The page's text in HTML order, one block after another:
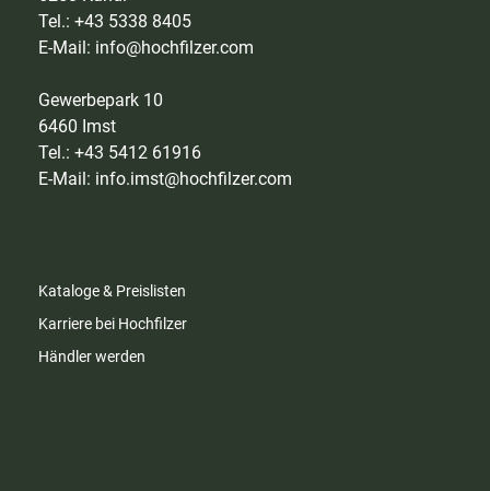
Tel.: +43 5338 8405
E-Mail: info@hochfilzer.com
Gewerbepark 10
6460 Imst
Tel.: +43 5412 61916
E-Mail: info.imst@hochfilzer.com
Kataloge & Preislisten
Karriere bei Hochfilzer
Händler werden